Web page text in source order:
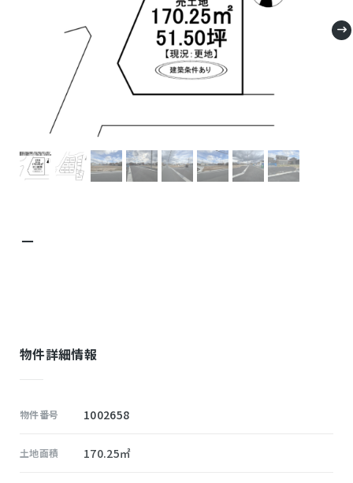
－
物件詳細情報
物件番号 1002658
土地面積 170.25㎡